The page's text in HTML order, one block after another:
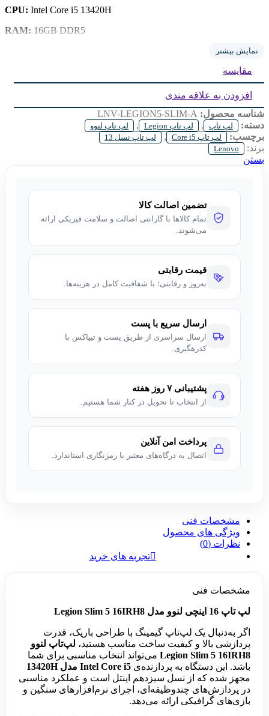
CPU: Intel Core i5 13420H
RAM: 16GB DDR5
نمایش بیشتر
مقایسه
افزودن به علاقه مندی
شناسه محصول: LNV-LEGION5-SLIM-A
دسته:
لپ تاپ , لپ تاپ Legion , لپ تاپ لنوو
برچسب: لپ تاپ Core i5 , لپ تاپ نسل 13
برند: Lenovo
بستن
تضمین اصالت کالا
تمام کالاها با گارانتی اصالت و سلامت فیزیکی ارائه
می‌شوند.
قیمت رقابتی
به‌روز و رقابتی؛ با شفافیت کامل در هزینه‌ها.
ارسال سریع با پست
ارسال سراسری از طریق پست و تیپاکس با
کدرهگیری.
پشتیبانی ۷ روز هفته
از انتخاب تا تحویل در کنار شما هستیم.
پرداخت امن آنلاین
اتصال به درگاه‌های معتبر با رمزنگاری استاندارد.
مشخصات فنی
ویژگی های محصول
نظرات (0)
تجربه های خرید
مشخصات فنی
لپ تاپ 16 اینچی لنوو مدل Legion Slim 5 16IRH8
اگر به‌دنبال یک لپ‌تاپ گیمینگ با طراحی باریک، قدرت
پردازشی بالا و کیفیت ساخت مناسب هستید، لپ‌تاپ لنوو
Legion Slim 5 16IRH8 می‌تواند انتخاب مناسبی برای شما
باشد. این دستگاه به پردازنده‌ی Intel Core i5 مدل 13420H
مجهز شده که از نسل سیزدهم اینتل است و عملکرد مناسبی
در پردازش‌های چندوظیفه‌ای، اجرای نرم‌افزارهای سنگین و
بازی‌های گرافیکی ارائه می‌دهد.